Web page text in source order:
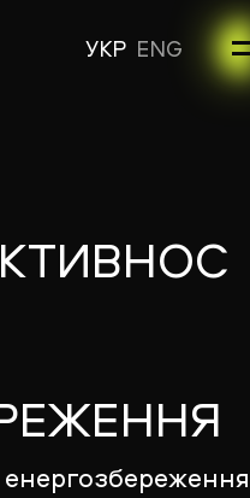
УКР ENG
енергозбереження